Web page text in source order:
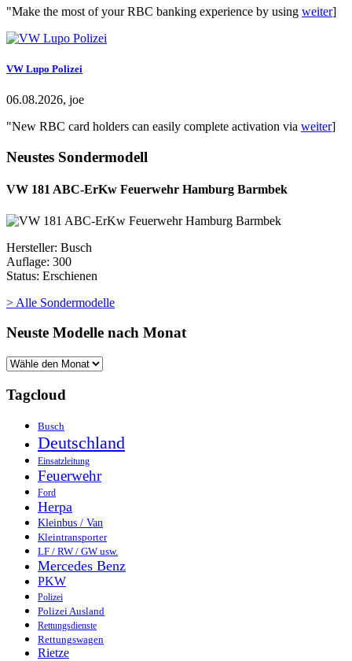
"Make the most of your RBC banking experience by using weiter]
VW Lupo Polizei
06.08.2026, joe
"New RBC card holders can easily complete activation via weiter]
Neustes Sondermodell
VW 181 ABC-ErKw Feuerwehr Hamburg Barmbek
Hersteller: Busch
Auflage: 300
Status: Erschienen
> Alle Sondermodelle
Neuste Modelle nach Monat
Tagcloud
Busch
Deutschland
Einsatzleitung
Feuerwehr
Ford
Herpa
Kleinbus / Van
Kleintransporter
LF / RW / GW usw.
Mercedes Benz
PKW
Polizei
Polizei Ausland
Rettungsdienste
Rettungswagen
Rietze